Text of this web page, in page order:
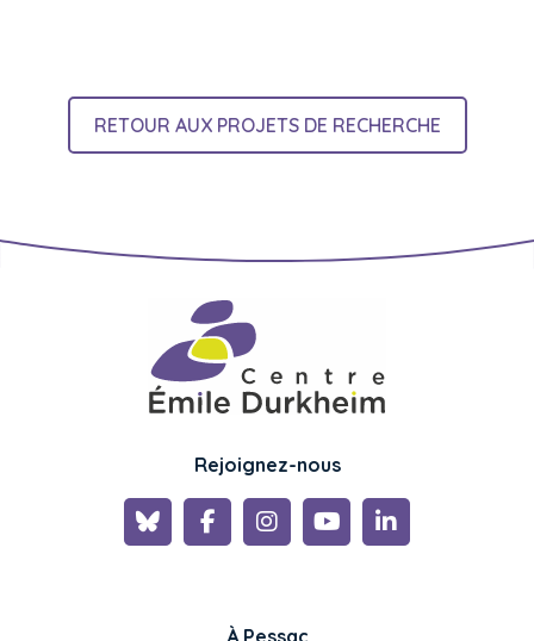
RETOUR AUX PROJETS DE RECHERCHE
Rejoignez-nous
À Pessac